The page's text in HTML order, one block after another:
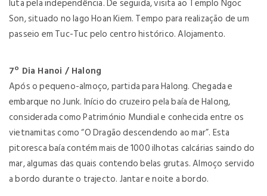
luta pela independência. De seguida, visita ao Templo Ngoc
Son, situado no lago Hoan Kiem. Tempo para realização de um
passeio em Tuc-Tuc pelo centro histórico. Alojamento.
7º Dia Hanoi / Halong
Após o pequeno-almoço, partida para Halong. Chegada e
embarque no Junk. Início do cruzeiro pela baía de Halong,
considerada como Património Mundial e conhecida entre os
vietnamitas como “O Dragão descendendo ao mar”. Esta
pitoresca baía contém mais de 1000 ilhotas calcárias saindo do
mar, algumas das quais contendo belas grutas. Almoço servido
a bordo durante o trajecto. Jantar e noite a bordo.